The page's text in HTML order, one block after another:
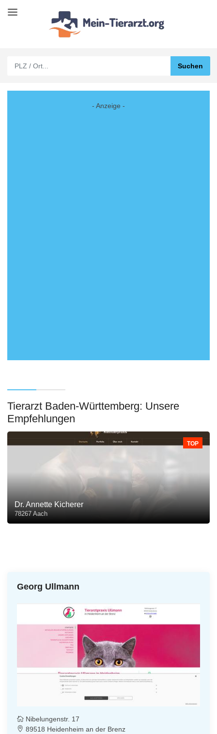
- Anzeige -
Tierarzt Baden-Württemberg: Unsere
Empfehlungen
TOP
Dr. Annette Kicherer
78267 Aach
Georg Ullmann
Nibelungenstr. 17
89518 Heidenheim an der Brenz